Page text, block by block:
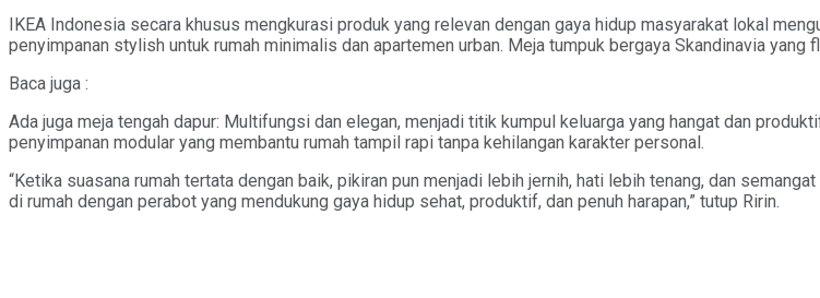
IKEA Indonesia secara khusus mengkurasi produk yang relevan dengan gaya hidup masyarakat lokal
penyimpanan stylish untuk rumah minimalis dan apartemen urban. Meja tumpuk bergaya Skandinavia
Baca juga :
Ada juga meja tengah dapur: Multifungsi dan elegan, menjadi titik kumpul keluarga yang hangat dan
penyimpanan modular yang membantu rumah tampil rapi tanpa kehilangan karakter personal.
“Ketika suasana rumah tertata dengan baik, pikiran pun menjadi lebih jernih, hati lebih tenang, dan
di rumah dengan perabot yang mendukung gaya hidup sehat, produktif, dan penuh harapan,” tutup Ririn.